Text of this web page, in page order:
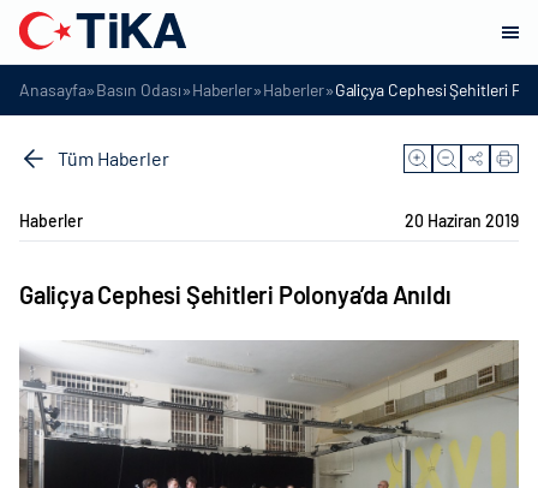
Anasayfa»Basın Odası»Haberler»Haberler»Galiçya Cephesi Şehitleri
Tüm Haberler
Haberler 20 Haziran 2019
Galiçya Cephesi Şehitleri Polonya’da Anıldı